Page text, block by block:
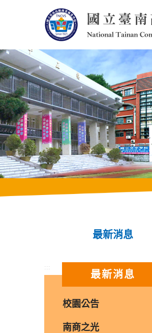
內
容
區
塊
最新消息
:::
最新消息
校園公告
南商之光